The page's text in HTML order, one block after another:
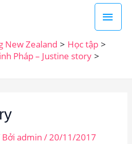
New Zealand
Học tập
Pháp – Justine story
Bởiadmin/20/11/2017